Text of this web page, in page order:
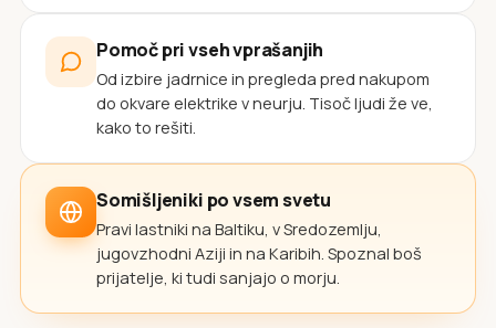
Pomoč pri vseh vprašanjih
Od izbire jadrnice in pregleda pred nakupom
do okvare elektrike v neurju. Tisoč ljudi že ve,
kako to rešiti.
Somišljeniki po vsem svetu
Pravi lastniki na Baltiku, v Sredozemlju,
jugovzhodni Aziji in na Karibih. Spoznal boš
prijatelje, ki tudi sanjajo o morju.